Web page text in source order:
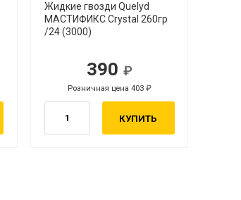
Жидкие гвозди Quelyd
МАСТИФИКС Crystal 260гр
/24 (3000)
390
Розничная цена 403
КУПИТЬ